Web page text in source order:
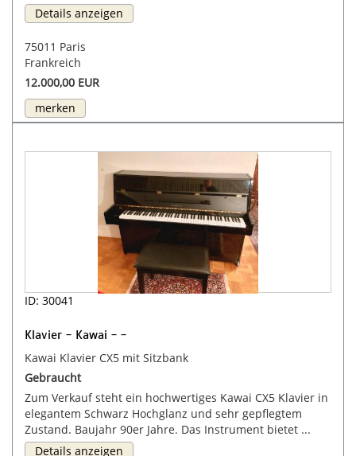
Details anzeigen
75011 Paris
Frankreich
12.000,00 EUR
merken
ID: 30041
Klavier - Kawai - -
Kawai Klavier CX5 mit Sitzbank
Gebraucht
Zum Verkauf steht ein hochwertiges Kawai CX5 Klavier in
elegantem Schwarz Hochglanz und sehr gepflegtem
Zustand. Baujahr 90er Jahre. Das Instrument bietet ...
Details anzeigen